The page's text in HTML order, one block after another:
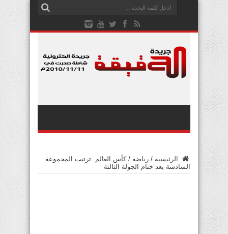
الرئيسية / رياضة / كأس العالم..ترتيب المجموعة
السادسة بعد ختام الجولة الثالثة